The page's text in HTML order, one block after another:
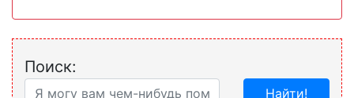
Поиск:
Найти!